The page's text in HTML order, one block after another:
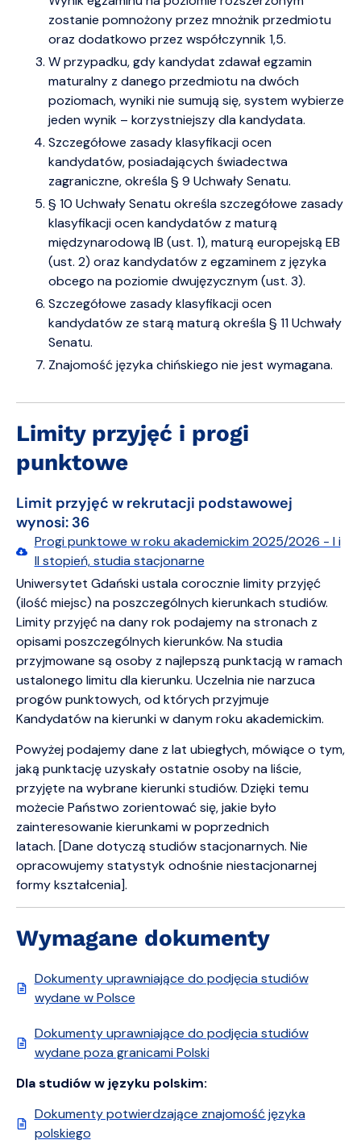
zostanie pomnożony przez mnożnik przedmiotu
oraz dodatkowo przez współczynnik 1,5.
W przypadku, gdy kandydat zdawał egzamin
maturalny z danego przedmiotu na dwóch
poziomach, wyniki nie sumują się, system wybierze
jeden wynik – korzystniejszy dla kandydata.
Szczegółowe zasady klasyfikacji ocen
kandydatów, posiadających świadectwa
zagraniczne, określa § 9 Uchwały Senatu.
§ 10 Uchwały Senatu określa szczegółowe zasady
klasyfikacji ocen kandydatów z maturą
międzynarodową IB (ust. 1), maturą europejską EB
(ust. 2) oraz kandydatów z egzaminem z języka
obcego na poziomie dwujęzycznym (ust. 3).
Szczegółowe zasady klasyfikacji ocen
kandydatów ze starą maturą określa § 11 Uchwały
Senatu.
Znajomość języka chińskiego nie jest wymagana.
Limity przyjęć i progi
punktowe
Limit przyjęć w rekrutacji podstawowej
wynosi: 36
Progi punktowe w roku akademickim 2025/2026 - I i
II stopień, studia stacjonarne
Uniwersytet Gdański ustala corocznie limity przyjęć
(ilość miejsc) na poszczególnych kierunkach studiów.
Limity przyjęć na dany rok podajemy na stronach z
opisami poszczególnych kierunków. Na studia
przyjmowane są osoby z najlepszą punktacją w ramach
ustalonego limitu dla kierunku. Uczelnia nie narzuca
progów punktowych, od których przyjmuje
Kandydatów na kierunki w danym roku akademickim.
Powyżej podajemy dane z lat ubiegłych, mówiące o tym,
jaką punktację uzyskały ostatnie osoby na liście,
przyjęte na wybrane kierunki studiów. Dzięki temu
możecie Państwo zorientować się, jakie było
zainteresowanie kierunkami w poprzednich
latach. [Dane dotyczą studiów stacjonarnych. Nie
opracowujemy statystyk odnośnie niestacjonarnej
formy kształcenia].
Wymagane dokumenty
Dokumenty uprawniające do podjęcia studiów
wydane w Polsce
Dokumenty uprawniające do podjęcia studiów
wydane poza granicami Polski
Dla studiów w języku polskim:
Dokumenty potwierdzające znajomość języka
polskiego